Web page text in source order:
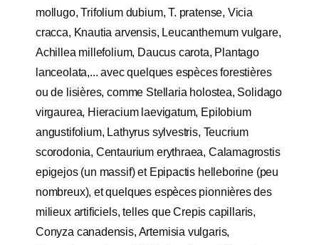
mollugo, Trifolium dubium, T. pratense, Vicia
cracca, Knautia arvensis, Leucanthemum vulgare,
Achillea millefolium, Daucus carota, Plantago
lanceolata,... avec quelques espèces forestières
ou de lisières, comme Stellaria holostea, Solidago
virgaurea, Hieracium laevigatum, Epilobium
angustifolium, Lathyrus sylvestris, Teucrium
scorodonia, Centaurium erythraea, Calamagrostis
epigejos (un massif) et Epipactis helleborine (peu
nombreux), et quelques espèces pionnières des
milieux artificiels, telles que Crepis capillaris,
Conyza canadensis, Artemisia vulgaris,